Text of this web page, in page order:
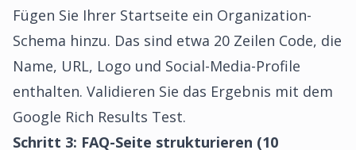
Fügen Sie Ihrer Startseite ein Organization-
Schema hinzu. Das sind etwa 20 Zeilen Code, die
Name, URL, Logo und Social-Media-Profile
enthalten. Validieren Sie das Ergebnis mit dem
Google Rich Results Test.
Schritt 3: FAQ-Seite strukturieren (10